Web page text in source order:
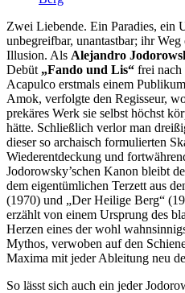
Zwei Liebende. Ein Paradies, ein
unbegreifbar, unantastbar; ihr
Illusion. Als Alejandro
Debüt „Fando und Lis“ frei nach
Acapulco erstmals einem
Amok, verfolgte den Regisseur,
prekäres Werk sie selbst höchst
hätte. Schließlich verlor man
dieser so archaisch formulierten
Wiederentdeckung und
Jodorowsky’schen Kanon bleibt
dem eigentümlichen Terzett aus
(1970) und „Der Heilige Berg“
erzählt von einem Ursprung des
Herzen eines der wohl
Mythos, verwoben auf den
Maxima mit jeder Ableitung neu
So lässt sich auch ein jeder